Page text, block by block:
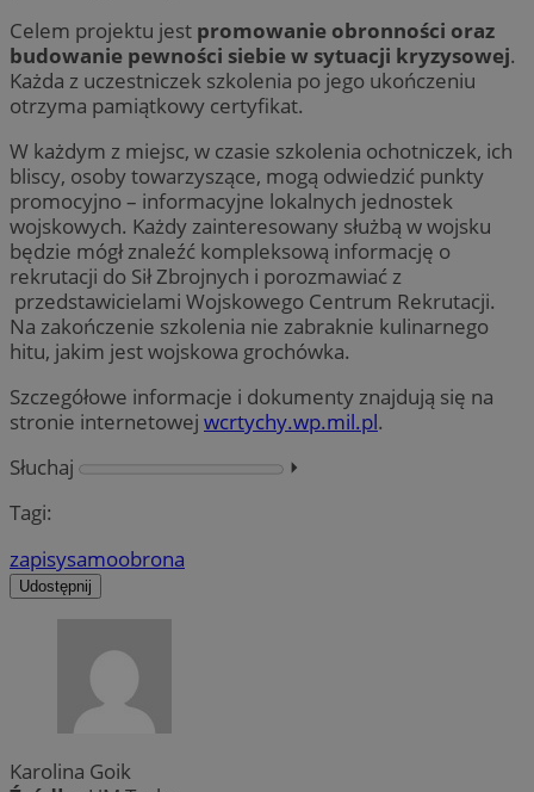
Celem projektu jest promowanie obronności oraz
budowanie pewności siebie w sytuacji kryzysowej.
Każda z uczestniczek szkolenia po jego ukończeniu
otrzyma pamiątkowy certyfikat.
W każdym z miejsc, w czasie szkolenia ochotniczek, ich
bliscy, osoby towarzyszące, mogą odwiedzić punkty
promocyjno – informacyjne lokalnych jednostek
wojskowych. Każdy zainteresowany służbą w wojsku
będzie mógł znaleźć kompleksową informację o
rekrutacji do Sił Zbrojnych i porozmawiać z
przedstawicielami Wojskowego Centrum Rekrutacji.
Na zakończenie szkolenia nie zabraknie kulinarnego
hitu, jakim jest wojskowa grochówka.
Szczegółowe informacje i dokumenty znajdują się na
stronie internetowej wcrtychy.wp.mil.pl.
Słuchaj
⏵︎
Tagi:
zapisysamoobrona
Udostępnij
Karolina Goik